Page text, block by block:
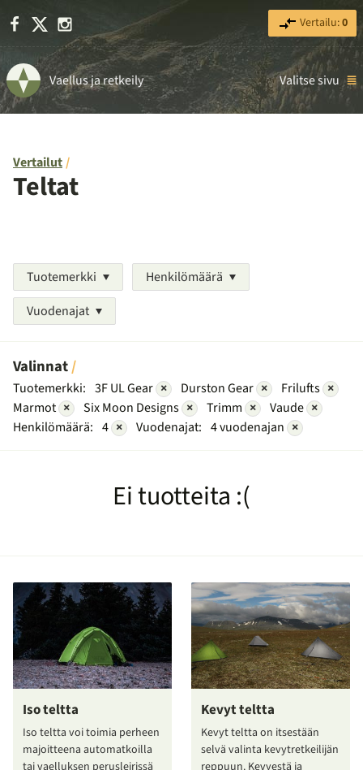
Facebook Instagram Vertailu:0
Vaellus ja retkeily Valitse sivu
Vertailut
Teltat
Tuotemerkki
Henkilömäärä
Vuodenajat
Valinnat
Tuotemerkki: 3F UL Gear × Durston Gear × Frilufts ×
Marmot × Six Moon Designs × Trimm × Vaude ×
Henkilömäärä: 4 × Vuodenajat: 4 vuodenajan ×
Ei tuotteita :(
Iso teltta
Iso teltta voi toimia perheen
majoitteena automatkoilla
tai vaelluksen perusleirissä
Kevyt teltta
Kevyt teltta on itsestään
selvä valinta kevytretkeilijän
reppuun. Kevyestä ja